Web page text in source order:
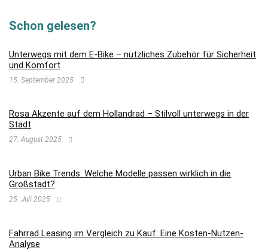
Schon gelesen?
Unterwegs mit dem E-Bike – nützliches Zubehör für Sicherheit
und Komfort
15. September 2025
Rosa Akzente auf dem Hollandrad – Stilvoll unterwegs in der
Stadt
27. August 2025
Urban Bike Trends: Welche Modelle passen wirklich in die
Großstadt?
25. Juli 2025
Fahrrad Leasing im Vergleich zu Kauf: Eine Kosten-Nutzen-
Analyse